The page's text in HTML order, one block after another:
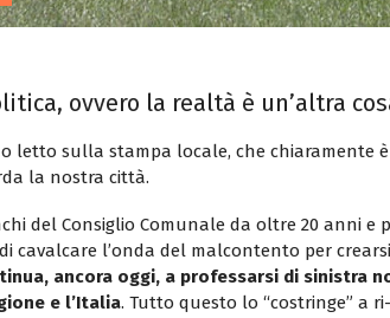
ovvero la realtà è un’altra
letto sulla stampa locale, che chiaramente
la nostra città.
del Consiglio Comunale da oltre 20 anni
cavalcare l’onda del malcontento per
ancora oggi, a professarsi di sinistra
e l’Italia. Tutto questo lo “costringe” a